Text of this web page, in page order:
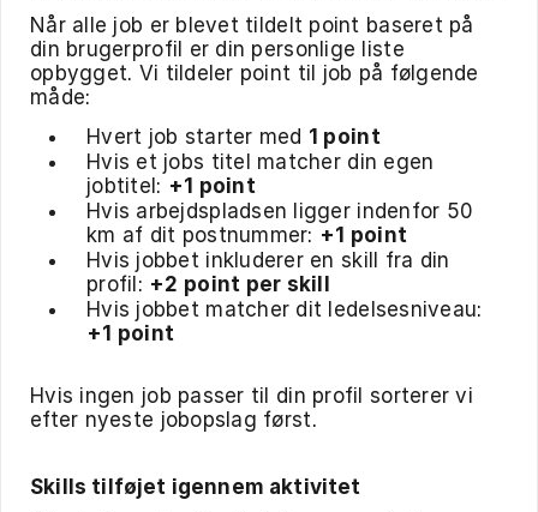
Når alle job er blevet tildelt point baseret på
din brugerprofil er din personlige liste
opbygget. Vi tildeler point til job på følgende
måde:
Hvert job starter med 1 point
Hvis et jobs titel matcher din egen
jobtitel: +1 point
Hvis arbejdspladsen ligger indenfor 50
km af dit postnummer: +1 point
Hvis jobbet inkluderer en skill fra din
profil: +2 point per skill
Hvis jobbet matcher dit ledelsesniveau:
+1 point
Hvis ingen job passer til din profil sorterer vi
efter nyeste jobopslag først.
Skills tilføjet igennem aktivitet